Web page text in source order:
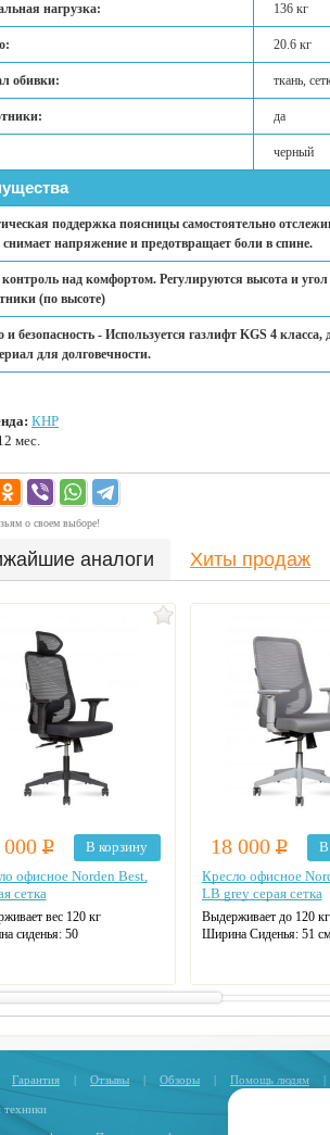
нагрузка: 136 кг
20.6 кг
обивки: ткань,
да
черный
поддержка поясницы самостоятельно
напряжение и предотвращает боли в спине.
над комфортом. Регулируются высота и
(по высоте)
и безопасность - Используется газлифт KGS 4
для долговечности.
КНР
мес.
о своем выборе!
аналоги Хиты продаж
000 Р
В корзину
офисное Norden Best,
сетка
вес 120 кг
сиденья:50
крестовины:Нейлон
18 000 Р
В
Кресло офисное
LB grey серая сетка
Выдерживает до 120 кг
Ширина Сиденья:51
Гарантия | Отзывы | Обзоры | Помощь людям |